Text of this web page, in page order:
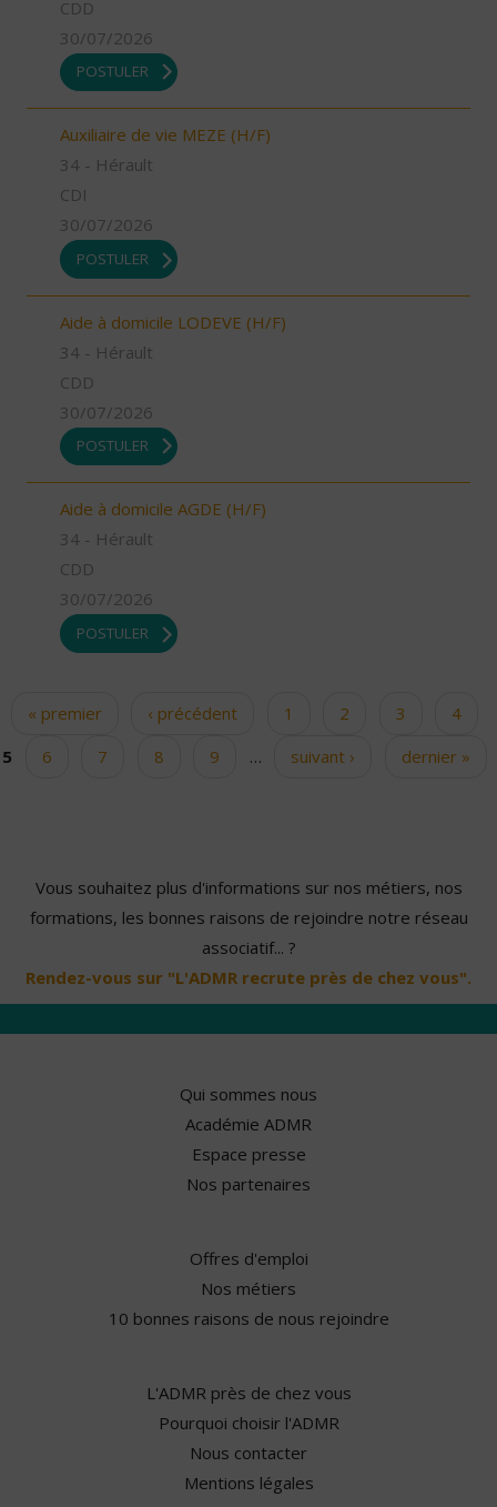
CDD
30/07/2026
POSTULER
Auxiliaire de vie MEZE (H/F)
34 - Hérault
CDI
30/07/2026
POSTULER
Aide à domicile LODEVE (H/F)
34 - Hérault
CDD
30/07/2026
POSTULER
Aide à domicile AGDE (H/F)
34 - Hérault
CDD
30/07/2026
POSTULER
Pages
« premier ‹ précédent 1 2 3
4
5
6 7 8 9 … suivant › dernier »
Vous souhaitez plus d'informations sur nos métiers, nos
formations, les bonnes raisons de rejoindre notre réseau
associatif... ?
Rendez-vous sur "L'ADMR recrute près de chez vous".
Qui sommes nous
Académie ADMR
Espace presse
Nos partenaires
Offres d'emploi
Nos métiers
10 bonnes raisons de nous rejoindre
L'ADMR près de chez vous
Pourquoi choisir l'ADMR
Nous contacter
Mentions légales